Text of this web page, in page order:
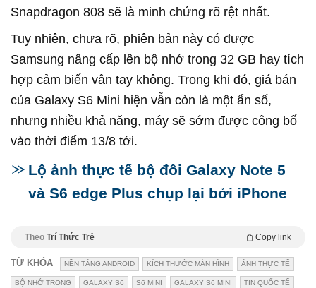
Snapdragon 808 sẽ là minh chứng rõ rệt nhất.
Tuy nhiên, chưa rõ, phiên bản này có được
Samsung nâng cấp lên bộ nhớ trong 32 GB hay tích
hợp cảm biến vân tay không. Trong khi đó, giá bán
của Galaxy S6 Mini hiện vẫn còn là một ẩn số,
nhưng nhiều khả năng, máy sẽ sớm được công bố
vào thời điểm 13/8 tới.
Lộ ảnh thực tế bộ đôi Galaxy Note 5
và S6 edge Plus chụp lại bởi iPhone
Theo Trí Thức Trẻ Copy link
TỪ KHÓA NỀN TẢNG ANDROID KÍCH THƯỚC MÀN HÌNH ẢNH THỰC TẾ
BỘ NHỚ TRONG GALAXY S6 S6 MINI GALAXY S6 MINI TIN QUỐC TẾ